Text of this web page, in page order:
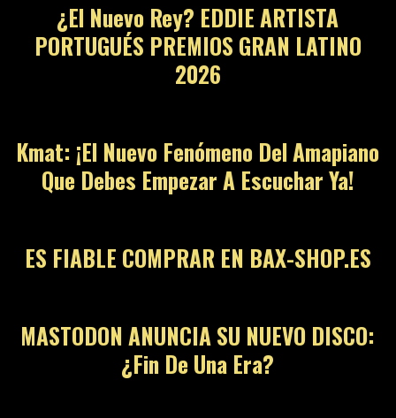
¿El Nuevo Rey? EDDIE ARTISTA
PORTUGUÉS PREMIOS GRAN LATINO
2026
Kmat: ¡El Nuevo Fenómeno Del Amapiano
Que Debes Empezar A Escuchar Ya!
13
ES FIABLE COMPRAR EN BAX-SHOP.ES
14
MASTODON ANUNCIA SU NUEVO DISCO:
¿Fin De Una Era?